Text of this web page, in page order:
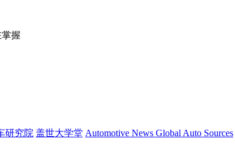
握
研究院 盖世大学堂 Automotive News Global Auto Sources